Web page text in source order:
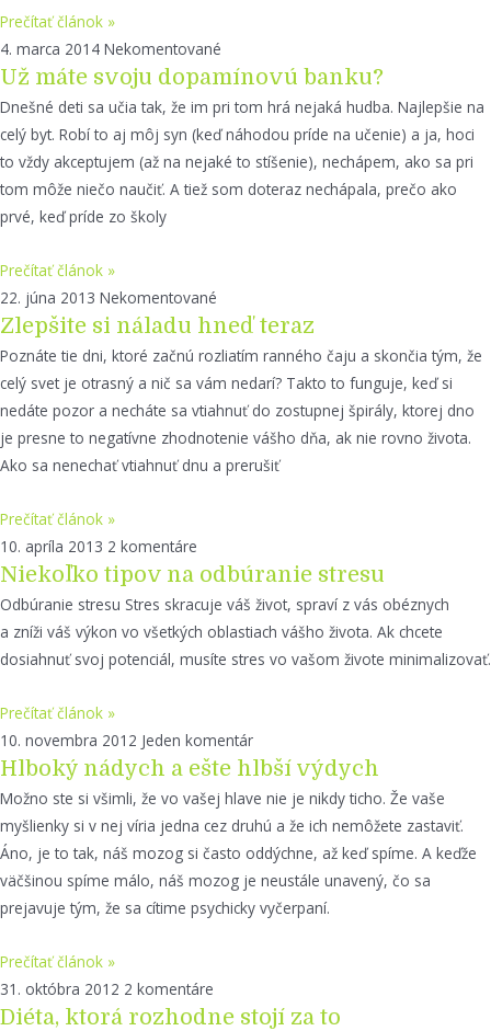
Prečítať článok »
4. marca 2014 Nekomentované
Už máte svoju dopamínovú banku?
Dnešné deti sa učia tak, že im pri tom hrá nejaká hudba. Najlepšie na
celý byt. Robí to aj môj syn (keď náhodou príde na učenie) a ja, hoci
to vždy akceptujem (až na nejaké to stíšenie), nechápem, ako sa pri
tom môže niečo naučiť. A tiež som doteraz nechápala, prečo ako
prvé, keď príde zo školy
Prečítať článok »
22. júna 2013 Nekomentované
Zlepšite si náladu hneď teraz
Poznáte tie dni, ktoré začnú rozliatím ranného čaju a skončia tým, že
celý svet je otrasný a nič sa vám nedarí? Takto to funguje, keď si
nedáte pozor a necháte sa vtiahnuť do zostupnej špirály, ktorej dno
je presne to negatívne zhodnotenie vášho dňa, ak nie rovno života.
Ako sa nenechať vtiahnuť dnu a prerušiť
Prečítať článok »
10. apríla 2013 2 komentáre
Niekoľko tipov na odbúranie stresu
Odbúranie stresu Stres skracuje váš život, spraví z vás obéznych
a zníži váš výkon vo všetkých oblastiach vášho života. Ak chcete
dosiahnuť svoj potenciál, musíte stres vo vašom živote minimalizovať.
Prečítať článok »
10. novembra 2012 Jeden komentár
Hlboký nádych a ešte hlbší výdych
Možno ste si všimli, že vo vašej hlave nie je nikdy ticho. Že vaše
myšlienky si v nej víria jedna cez druhú a že ich nemôžete zastaviť.
Áno, je to tak, náš mozog si často oddýchne, až keď spíme. A keďže
väčšinou spíme málo, náš mozog je neustále unavený, čo sa
prejavuje tým, že sa cítime psychicky vyčerpaní.
Prečítať článok »
31. októbra 2012 2 komentáre
Diéta, ktorá rozhodne stojí za to